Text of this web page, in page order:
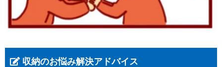
収納のお悩み解決アドバイス